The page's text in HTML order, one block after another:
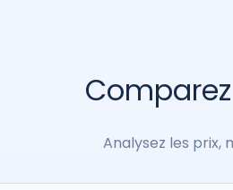
Analysez les prix,